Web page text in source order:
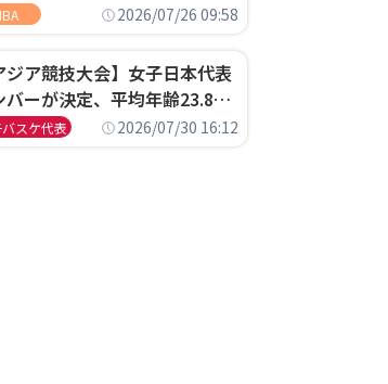
ル・ポープがセブンティシク
2026/07/26 09:58
ジア競技大会】女子日本代表
バーが決定、平均年齢23.8歳
レッシュなメンバーが日本開
スケ代表 2026/07/30 16:12